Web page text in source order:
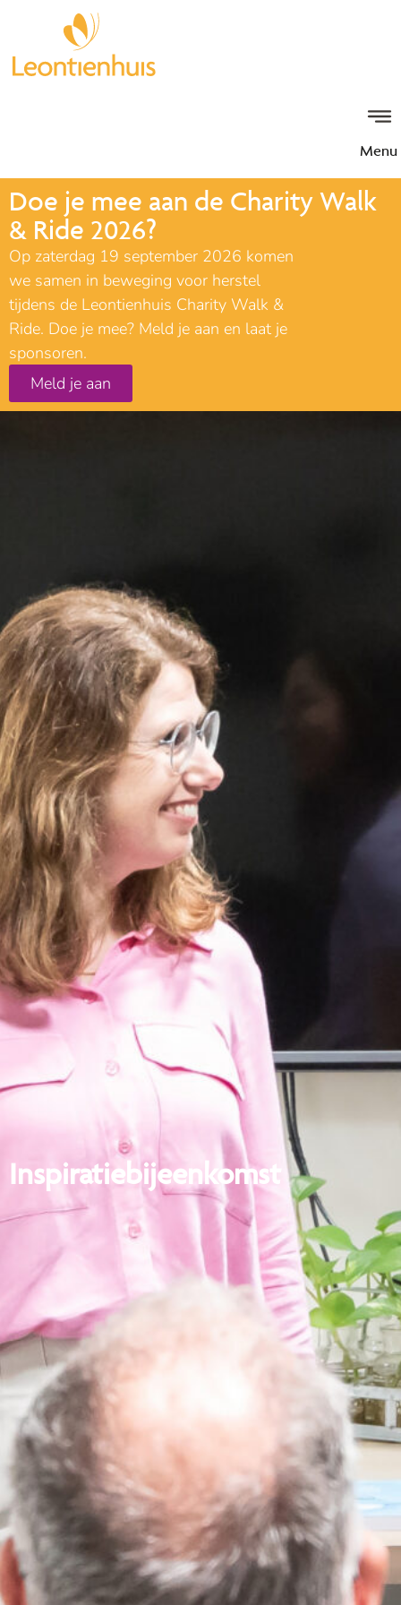
Menu
Doe je mee aan de Charity Walk
& Ride 2026?
Op zaterdag 19 september 2026 komen
we samen in beweging voor herstel
tijdens de Leontienhuis Charity Walk &
Ride. Doe je mee? Meld je aan en laat je
sponsoren.
Meld je aan
Inspiratiebijeenkomst